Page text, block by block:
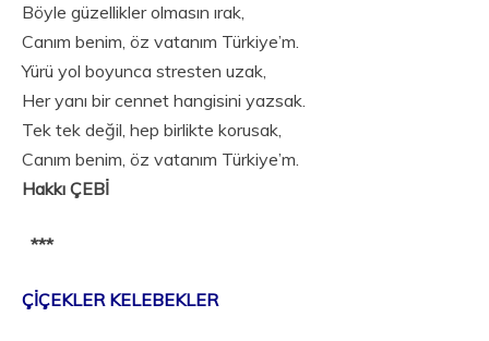
Böyle güzellikler olmasın ırak,
Canım benim, öz vatanım Türkiye’m.
Yürü yol boyunca stresten uzak,
Her yanı bir cennet hangisini yazsak.
Tek tek değil, hep birlikte korusak,
Canım benim, öz vatanım Türkiye’m.
Hakkı ÇEBİ
***
ÇİÇEKLER KELEBEKLER